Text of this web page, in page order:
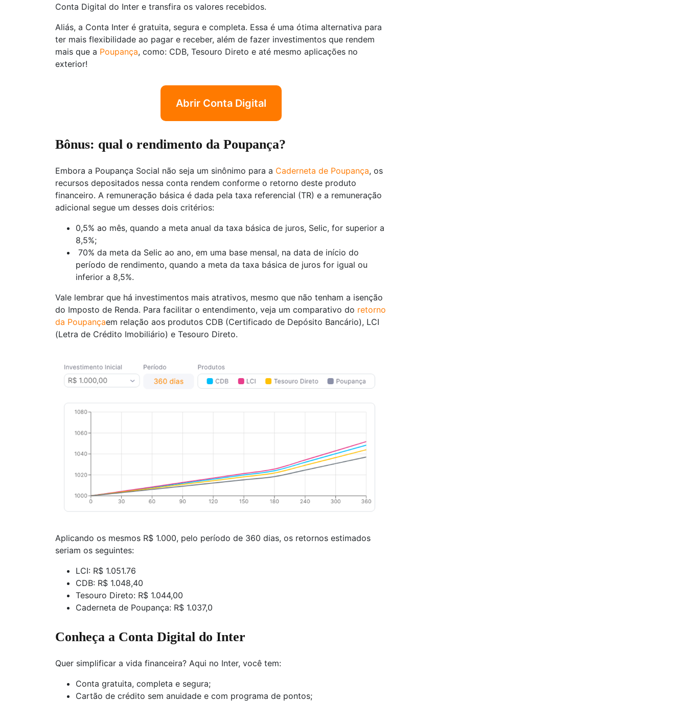
Conta Digital do Inter e transfira os valores recebidos.
Aliás, a Conta Inter é gratuita, segura e completa. Essa é uma ótima alternativa para
ter mais flexibilidade ao pagar e receber, além de fazer investimentos que rendem
mais que a Poupança, como: CDB, Tesouro Direto e até mesmo aplicações no
exterior!
Abrir Conta Digital
Bônus: qual o rendimento da Poupança?
Embora a Poupança Social não seja um sinônimo para a Caderneta de Poupança, os
recursos depositados nessa conta rendem conforme o retorno deste produto
financeiro. A remuneração básica é dada pela taxa referencial (TR) e a remuneração
adicional segue um desses dois critérios:
0,5% ao mês, quando a meta anual da taxa básica de juros, Selic, for superior a
8,5%;
70% da meta da Selic ao ano, em uma base mensal, na data de início do
período de rendimento, quando a meta da taxa básica de juros for igual ou
inferior a 8,5%.
Vale lembrar que há investimentos mais atrativos, mesmo que não tenham a isenção
do Imposto de Renda. Para facilitar o entendimento, veja um comparativo do retorno
da Poupançaem relação aos produtos CDB (Certificado de Depósito Bancário), LCI
(Letra de Crédito Imobiliário) e Tesouro Direto.
Aplicando os mesmos R$ 1.000, pelo período de 360 dias, os retornos estimados
seriam os seguintes:
LCI: R$ 1.051.76
CDB: R$ 1.048,40
Tesouro Direto: R$ 1.044,00
Caderneta de Poupança: R$ 1.037,0
Conheça a Conta Digital do Inter
Quer simplificar a vida financeira? Aqui no Inter, você tem:
Conta gratuita, completa e segura;
Cartão de crédito sem anuidade e com programa de pontos;